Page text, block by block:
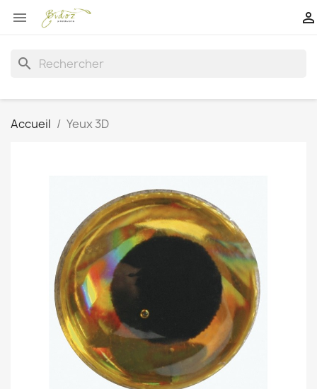
 
search
Accueil Yeux 3D